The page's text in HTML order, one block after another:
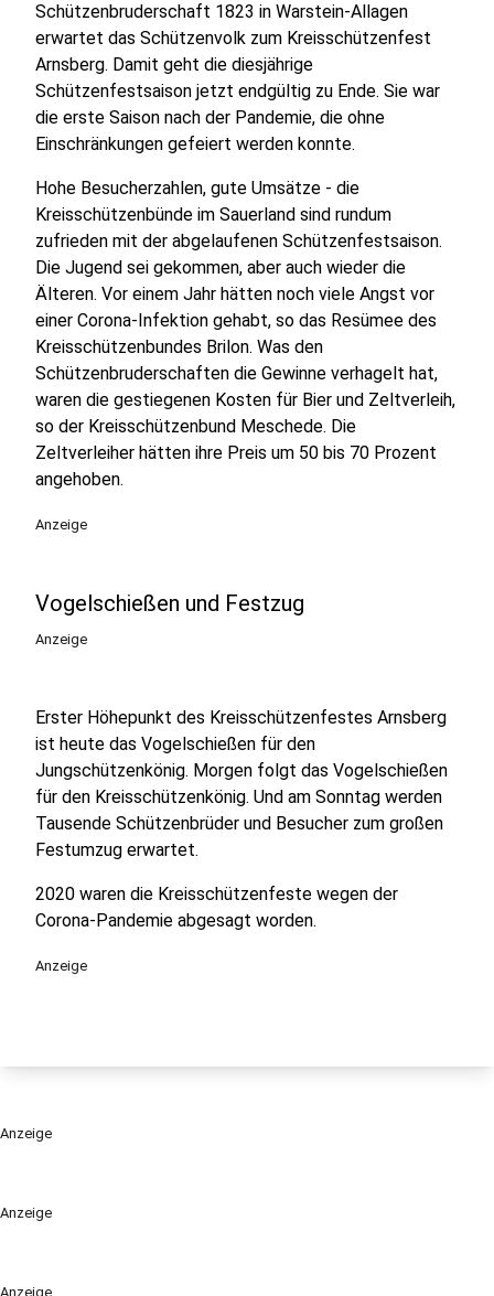
Anzeige
Anzeige
Schützenbruderschaft 1823 in Warstein-Allagen
erwartet das Schützenvolk zum Kreisschützenfest
Arnsberg. Damit geht die diesjährige
Schützenfestsaison jetzt endgültig zu Ende. Sie war
die erste Saison nach der Pandemie, die ohne
Einschränkungen gefeiert werden konnte.
Hohe Besucherzahlen, gute Umsätze - die
Kreisschützenbünde im Sauerland sind rundum
zufrieden mit der abgelaufenen Schützenfestsaison.
Die Jugend sei gekommen, aber auch wieder die
Älteren. Vor einem Jahr hätten noch viele Angst vor
einer Corona-Infektion gehabt, so das Resümee des
Kreisschützenbundes Brilon. Was den
Schützenbruderschaften die Gewinne verhagelt hat,
waren die gestiegenen Kosten für Bier und Zeltverleih,
so der Kreisschützenbund Meschede. Die
Zeltverleiher hätten ihre Preis um 50 bis 70 Prozent
angehoben.
Anzeige
Vogelschießen und Festzug
Anzeige
Erster Höhepunkt des Kreisschützenfestes Arnsberg
ist heute das Vogelschießen für den
Jungschützenkönig. Morgen folgt das Vogelschießen
für den Kreisschützenkönig. Und am Sonntag werden
Tausende Schützenbrüder und Besucher zum großen
Festumzug erwartet.
2020 waren die Kreisschützenfeste wegen der
Corona-Pandemie abgesagt worden.
Anzeige
Anzeige